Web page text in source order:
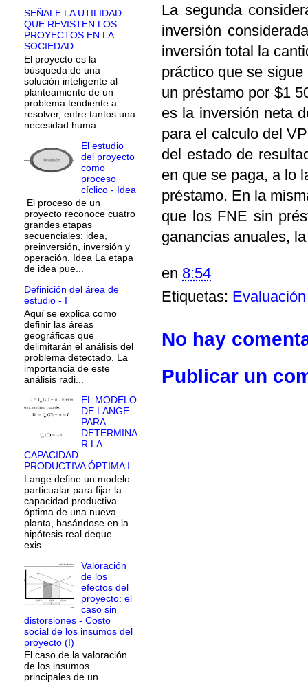
La segunda
inversión
inversión total la
práctico que se
un préstamo por $1
es la inversión neta
para el calculo del
del estado de
en que se paga, a lo
préstamo. En la
que los FNE sin
ganancias anuales,
en 8:54
Etiquetas:
No hay
Publicar un
SEÑALE LA UTILIDAD
QUE REVISTEN LOS
PROYECTOS EN LA
SOCIEDAD
El proyecto es la
búsqueda de una
solución inteligente al
planteamiento de un
problema tendiente a
resolver, entre tantos una
necesidad huma...
El estudio
del proyecto
como
proceso
cíclico - Idea
El proceso de un
proyecto reconoce cuatro
grandes etapas
secuenciales: idea,
preinversión, inversión y
operación. Idea La etapa
de idea pue...
Definición del área de
estudio - I
Aquí se explica como
definir las áreas
geográficas que
delimitarán el análisis del
problema detectado. La
importancia de este
análisis radi...
EL MODELO
DE LANGE
PARA
DETERMINA
R LA
CAPACIDAD
PRODUCTIVA ÓPTIMA I
Lange define un modelo
particualar para fijar la
capacidad productiva
óptima de una nueva
planta, basándose en la
hipótesis real deque
exis...
Valoración
de los
efectos del
proyecto: el
caso sin
distorsiones - Costo
social de los insumos del
proyecto (I)
El caso de la valoración
de los insumos
principales de un